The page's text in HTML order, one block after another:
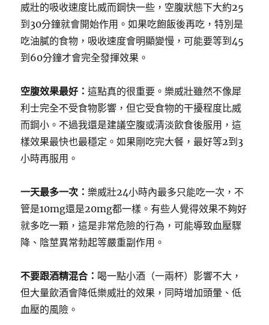
威壯的吸收速度比威而鋼快一些，空腹狀態下大約25
到30分鐘就會開始作用。如果吃飽飯後再吃，特別是
吃油膩的食物，吸收速度會明顯變慢，可能要等到45
到60分鐘才會完全發揮效果。
空腹效果最好：這點真的很重要。樂威壯雖然不像犀
利士完全不受食物影響，但它受食物的干擾程度比威
而鋼小。不過我還是建議空腹或清淡飲食後服用，這
樣效果最快也最穩定。如果剛吃完大餐，最好等2到3
小時再服用。
一天最多一次：樂威壯24小時內最多只能吃一次，不
管是10mg還是20mg都一樣。有些人覺得效果不夠好
就多吃一顆，這是非常危險的行為，可能導致血壓驟
降、陰莖異常勃起等嚴重副作用。
不要跟酒精混合： 喝一點小酒（一兩杯）影響不大，
但大量飲酒會降低樂威壯的效果，同時增加頭暈、低
血壓的風險。